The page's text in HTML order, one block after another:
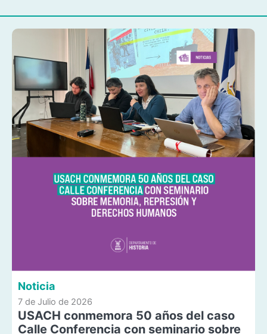
Noticia
7 de Julio de 2026
USACH conmemora 50 años del caso
Calle Conferencia con seminario sobre